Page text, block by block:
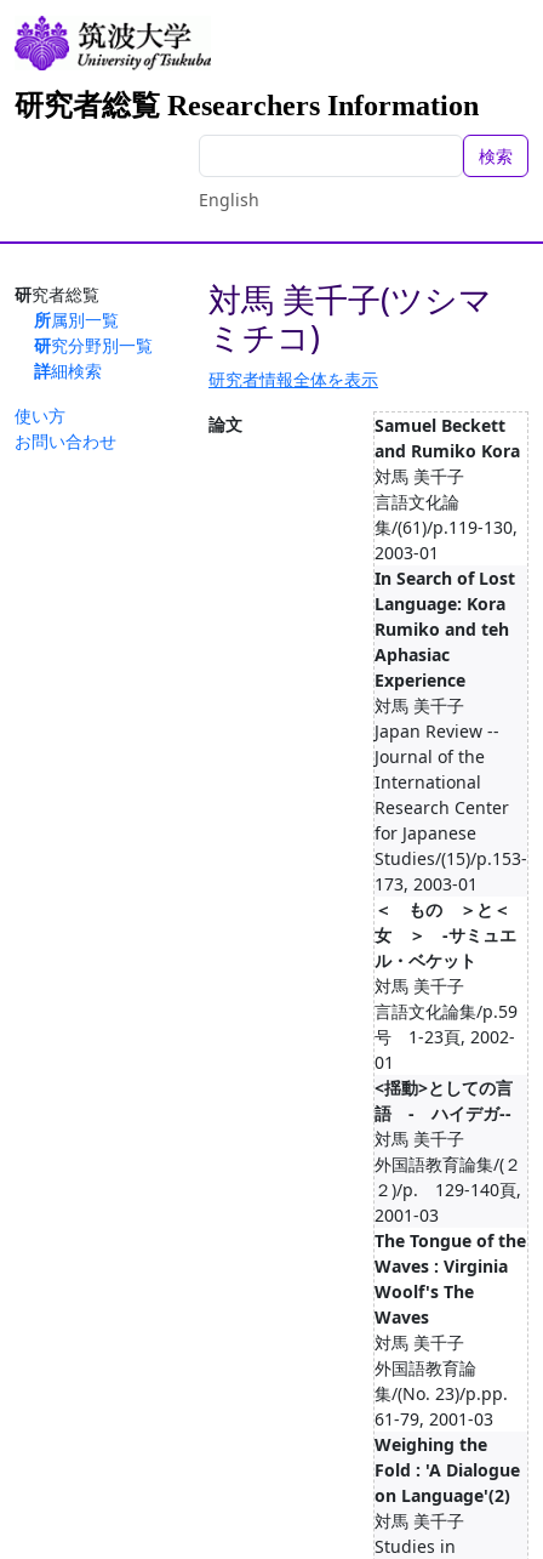
研究者総覧 Researchers Information
検索
English
研究者総覧
所属別一覧
研究分野別一覧
詳細検索
使い方
お問い合わせ
対馬 美千子(ツシマ
ミチコ)
研究者情報全体を表示
論文
Samuel Beckett
and Rumiko Kora
対馬 美千子
言語文化論
集/(61)/p.119-130,
2003-01
In Search of Lost
Language: Kora
Rumiko and teh
Aphasiac
Experience
対馬 美千子
Japan Review --
Journal of the
International
Research Center
for Japanese
Studies/(15)/p.153-
173, 2003-01
＜ もの ＞と＜
女 ＞ ‐サミュエ
ル・ベケット
対馬 美千子
言語文化論集/p.59
号 1-23頁, 2002-
01
<揺動>としての言
語 ‐ ハイデガ-‐
対馬 美千子
外国語教育論集/(２
２)/p. 129-140頁,
2001-03
The Tongue of the
Waves : Virginia
Woolf's The
Waves
対馬 美千子
外国語教育論
集/(No. 23)/p.pp.
61-79, 2001-03
Weighing the
Fold : 'A Dialogue
on Language'(2)
対馬 美千子
Studies in